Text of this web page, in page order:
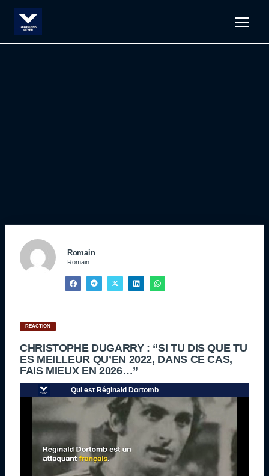
Romain
Romain
RÉACTION
CHRISTOPHE DUGARRY : “SI TU DIS QUE TU
ES MEILLEUR QU’EN 2022, DANS CE CAS,
FAIS MIEUX EN 2026…”